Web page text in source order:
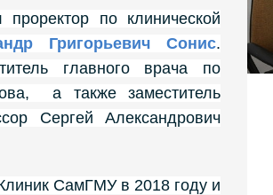
по клинической
Григорьевич Сонис.
главного врача по
а также заместитель
Сергей Александрович
СамГМУ в 2018 году и